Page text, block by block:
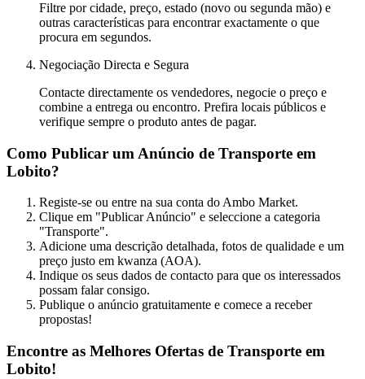
Filtre por cidade, preço, estado (novo ou segunda mão) e
outras características para encontrar exactamente o que
procura em segundos.
Negociação Directa e Segura
Contacte directamente os vendedores, negocie o preço e
combine a entrega ou encontro. Prefira locais públicos e
verifique sempre o produto antes de pagar.
Como Publicar um Anúncio de Transporte em
Lobito?
Registe-se ou entre na sua conta do Ambo Market.
Clique em "Publicar Anúncio" e seleccione a categoria
"Transporte".
Adicione uma descrição detalhada, fotos de qualidade e um
preço justo em kwanza (AOA).
Indique os seus dados de contacto para que os interessados
possam falar consigo.
Publique o anúncio gratuitamente e comece a receber
propostas!
Encontre as Melhores Ofertas de Transporte em
Lobito!